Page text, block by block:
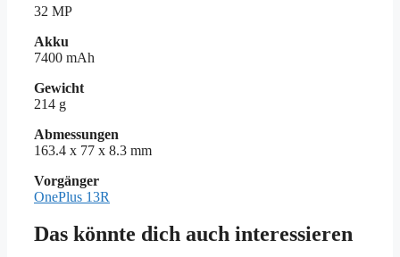
32 MP
Akku
7400 mAh
Gewicht
214 g
Abmessungen
163.4 x 77 x 8.3 mm
Vorgänger
OnePlus 13R
Das könnte dich auch interessieren